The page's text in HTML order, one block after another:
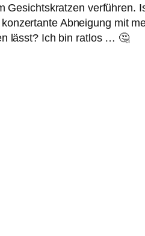
Gesichtskratzen verführen.
Abneigung mit
lässt? Ich bin ratlos … 🤔